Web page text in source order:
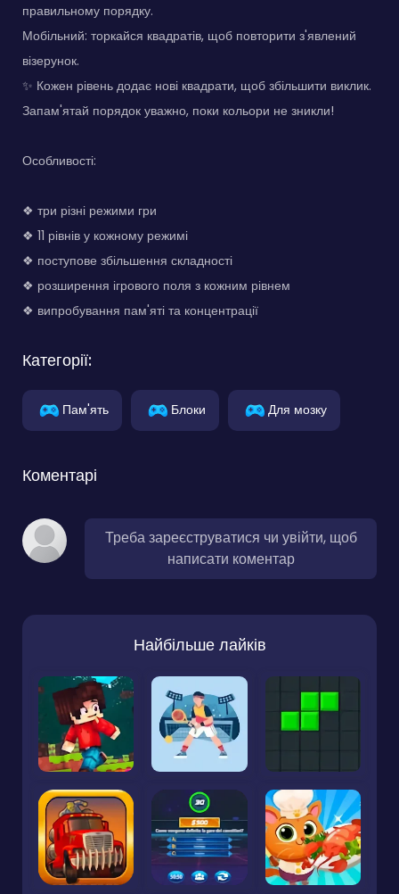
правильному порядку.
Мобільний: торкайся квадратів, щоб повторити з'явлений
візерунок.
✨ Кожен рівень додає нові квадрати, щоб збільшити виклик.
Запам'ятай порядок уважно, поки кольори не зникли!
Особливості:
❖ три різні режими гри
❖ 11 рівнів у кожному режимі
❖ поступове збільшення складності
❖ розширення ігрового поля з кожним рівнем
❖ випробування пам'яті та концентрації
Категорії:
Пам'ять Блоки Для мозку
Коментарі
Треба зареєструватися чи увійти, щоб
написати коментар
Найбільше лайків